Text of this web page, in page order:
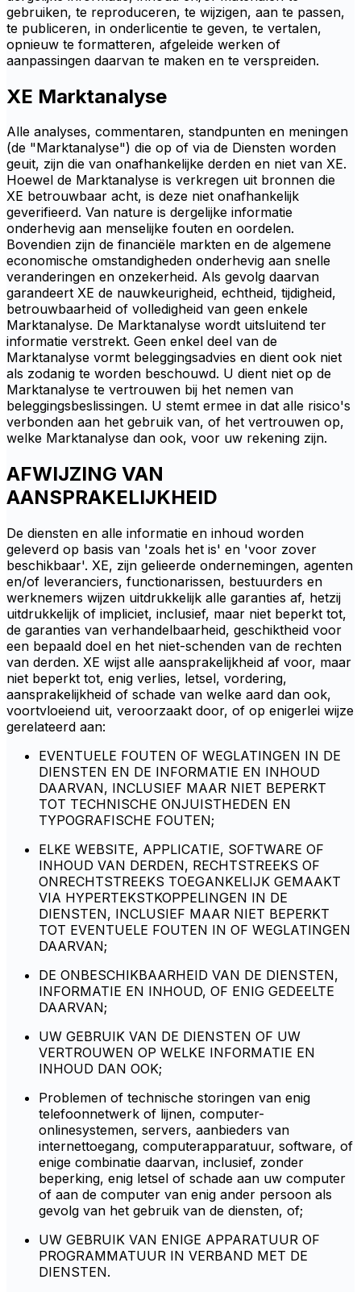
gebruiken, te reproduceren, te wijzigen, aan te passen,
te publiceren, in onderlicentie te geven, te vertalen,
opnieuw te formatteren, afgeleide werken of
aanpassingen daarvan te maken en te verspreiden.
XE Marktanalyse
Alle analyses, commentaren, standpunten en meningen
(de "Marktanalyse") die op of via de Diensten worden
geuit, zijn die van onafhankelijke derden en niet van XE.
Hoewel de Marktanalyse is verkregen uit bronnen die
XE betrouwbaar acht, is deze niet onafhankelijk
geverifieerd. Van nature is dergelijke informatie
onderhevig aan menselijke fouten en oordelen.
Bovendien zijn de financiële markten en de algemene
economische omstandigheden onderhevig aan snelle
veranderingen en onzekerheid. Als gevolg daarvan
garandeert XE de nauwkeurigheid, echtheid, tijdigheid,
betrouwbaarheid of volledigheid van geen enkele
Marktanalyse. De Marktanalyse wordt uitsluitend ter
informatie verstrekt. Geen enkel deel van de
Marktanalyse vormt beleggingsadvies en dient ook niet
als zodanig te worden beschouwd. U dient niet op de
Marktanalyse te vertrouwen bij het nemen van
beleggingsbeslissingen. U stemt ermee in dat alle risico's
verbonden aan het gebruik van, of het vertrouwen op,
welke Marktanalyse dan ook, voor uw rekening zijn.
AFWIJZING VAN
AANSPRAKELIJKHEID
De diensten en alle informatie en inhoud worden
geleverd op basis van 'zoals het is' en 'voor zover
beschikbaar'. XE, zijn gelieerde ondernemingen, agenten
en/of leveranciers, functionarissen, bestuurders en
werknemers wijzen uitdrukkelijk alle garanties af, hetzij
uitdrukkelijk of impliciet, inclusief, maar niet beperkt tot,
de garanties van verhandelbaarheid, geschiktheid voor
een bepaald doel en het niet-schenden van de rechten
van derden. XE wijst alle aansprakelijkheid af voor, maar
niet beperkt tot, enig verlies, letsel, vordering,
aansprakelijkheid of schade van welke aard dan ook,
voortvloeiend uit, veroorzaakt door, of op enigerlei wijze
gerelateerd aan:
EVENTUELE FOUTEN OF WEGLATINGEN IN DE
DIENSTEN EN DE INFORMATIE EN INHOUD
DAARVAN, INCLUSIEF MAAR NIET BEPERKT
TOT TECHNISCHE ONJUISTHEDEN EN
TYPOGRAFISCHE FOUTEN;
ELKE WEBSITE, APPLICATIE, SOFTWARE OF
INHOUD VAN DERDEN, RECHTSTREEKS OF
ONRECHTSTREEKS TOEGANKELIJK GEMAAKT
VIA HYPERTEKSTKOPPELINGEN IN DE
DIENSTEN, INCLUSIEF MAAR NIET BEPERKT
TOT EVENTUELE FOUTEN IN OF WEGLATINGEN
DAARVAN;
DE ONBESCHIKBAARHEID VAN DE DIENSTEN,
INFORMATIE EN INHOUD, OF ENIG GEDEELTE
DAARVAN;
UW GEBRUIK VAN DE DIENSTEN OF UW
VERTROUWEN OP WELKE INFORMATIE EN
INHOUD DAN OOK;
Problemen of technische storingen van enig
telefoonnetwerk of lijnen, computer-
onlinesystemen, servers, aanbieders van
internettoegang, computerapparatuur, software, of
enige combinatie daarvan, inclusief, zonder
beperking, enig letsel of schade aan uw computer
of aan de computer van enig ander persoon als
gevolg van het gebruik van de diensten, of;
UW GEBRUIK VAN ENIGE APPARATUUR OF
PROGRAMMATUUR IN VERBAND MET DE
DIENSTEN.